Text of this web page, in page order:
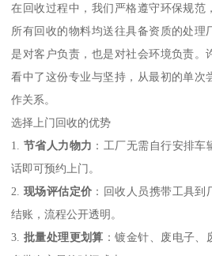
在回收过程中，我们严格遵守环保规范
所有回收的物料均送往具备资质的处理
是对客户负责，也是对社会环境负责。
看中了这份专业与坚持，从最初的单次
作关系。
选择上门回收的优势
1. 节省人力物力 ：工厂无需自行安排
话即可预约上门。
2. 现场评估定价 ：回收人员携带工具
结账，流程公开透明。
3. 批量处理更划算 ：镀金针、废电子